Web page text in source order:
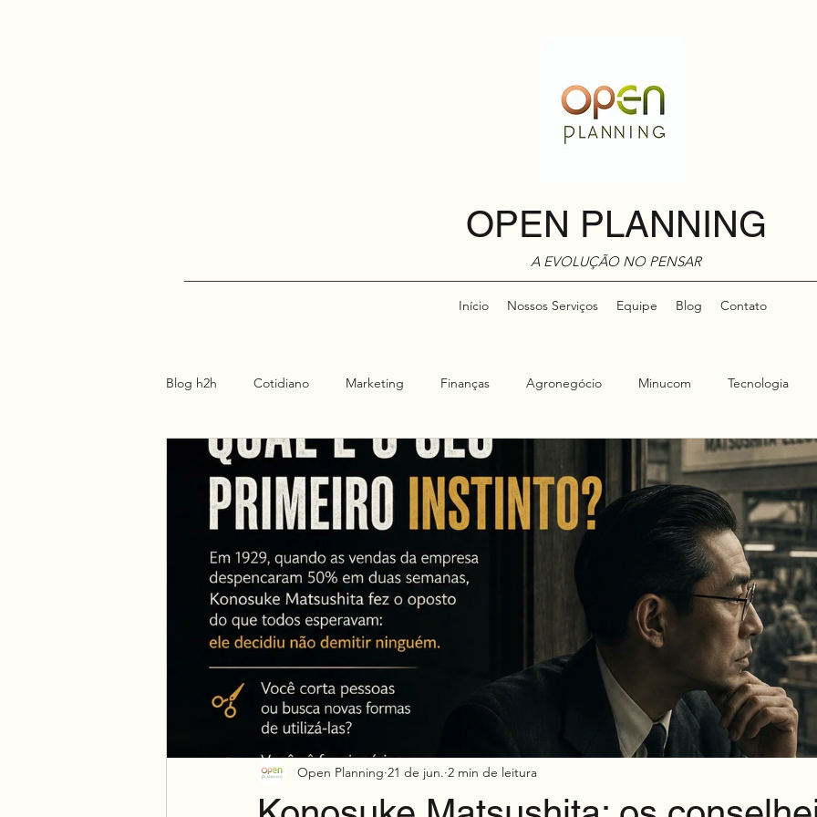
OPEN PLANNING
A EVOLUÇÃO NO PENSAR
Início Nossos Serviços Equipe Blog Contato
Blog h2h Cotidiano Marketing Finanças Agronegócio Minucom Tecnologia
Negócio Espiritualidade Mkt h2h
Open Planning 21 de jun. 2 min de leitura